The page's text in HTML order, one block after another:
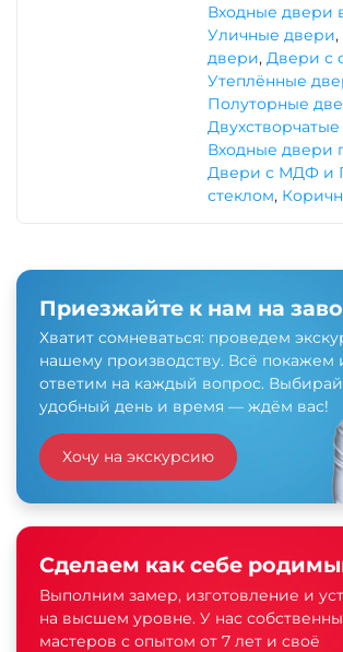
Входные двери
Уличные двери,
двери, Двери с
Утеплённые
Полуторные
Входные двери
Двери с МДФ и
стеклом,
Приезжайте к нам на
Хватит сомневаться: проведем
нашему производству. Всё покажем
ответим на каждый вопрос.
удобный день и время — ждём вас!
Хочу на экскурсию
Сделаем как себе
Выполним замер, изготовление и
на высшем уровне. У нас
мастеров с опытом от 7 лет и своё